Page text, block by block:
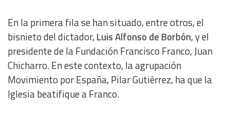
En la primera fila se han situado, entre otros, el
bisnieto del dictador, Luis Alfonso de Borbón, y el
presidente de la Fundación Francisco Franco, Juan
Chicharro. En este contexto, la agrupación
Movimiento por España, Pilar Gutiérrez, ha que la
Iglesia beatifique a Franco.